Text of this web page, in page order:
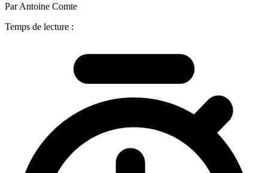
Par Antoine Comte
Temps de lecture :